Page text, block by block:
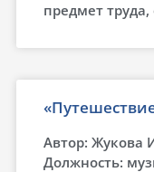
предмет
Автор: Жукова
Должность: